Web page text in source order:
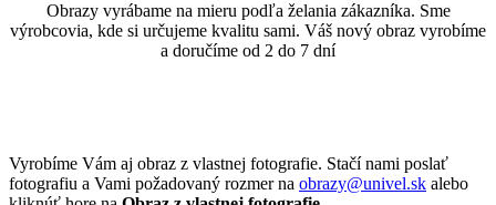
Obrazy vyrábame na mieru podľa želania zákazníka. Sme
výrobcovia, kde si určujeme kvalitu sami. Váš nový obraz vyrobíme
a doručíme od 2 do 7 dní
Vyrobíme Vám aj obraz z vlastnej fotografie. Stačí nami poslať
fotografiu a Vami požadovaný rozmer na obrazy@univel.sk alebo